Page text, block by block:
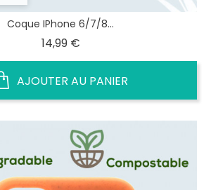
Coque IPhone 6/7/8...
14,99 €Prix
AJOUTER AU PANIER